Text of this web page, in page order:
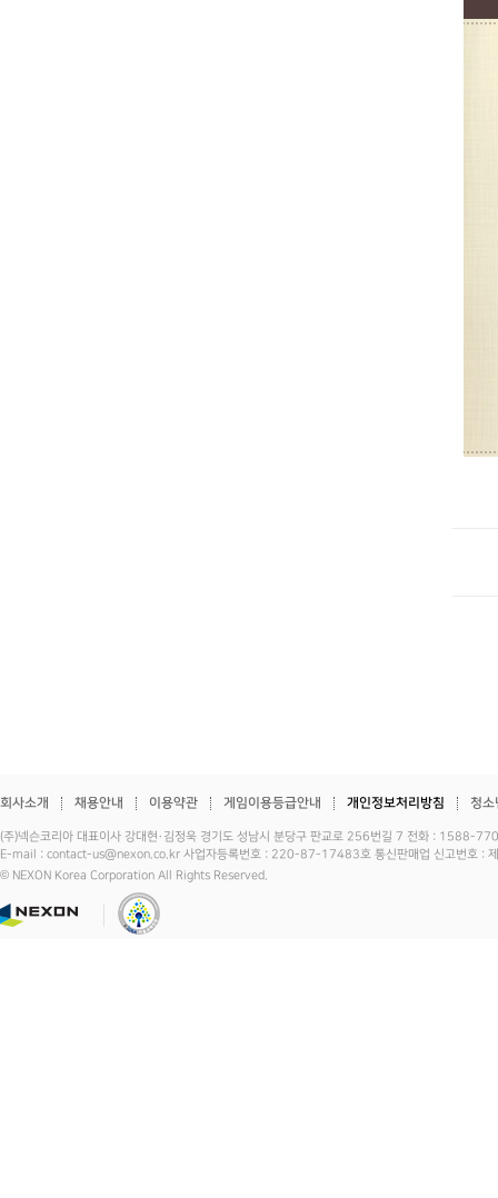
회사소개 채용안내 이용약관 게임이용등급안내 개인정보처리방침 청소
(주)넥슨코리아 대표이사 강대현·김정욱 경기도 성남시 분당구 판교로 256번길 7 전화 :
E-mail : contact-us@nexon.co.kr 사업자등록번호 : 220-87-17483호 통신판매업 신고번호 :
© NEXON Korea Corporation All Rights Reserved.